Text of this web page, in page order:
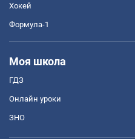
Хокей
Формула-1
Моя школа
ГДЗ
Онлайн уроки
ЗНО